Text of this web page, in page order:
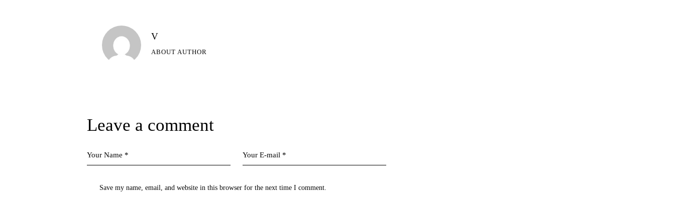
V
ABOUT AUTHOR
Leave a comment
Save my name, email, and website in this browser for the next time I comment.